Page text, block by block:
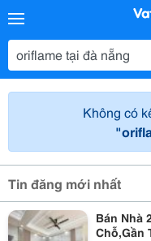
Không có
Tin đăng mới nhất
Bán Nhà
Chỗ,Gần